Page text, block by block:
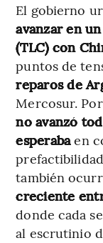
El gobierno
avanzar en
(TLC) con
puntos de
reparos de
Mercosur.
no avanzó
esperabaen
también
creciente
donde cada
al escrutinio